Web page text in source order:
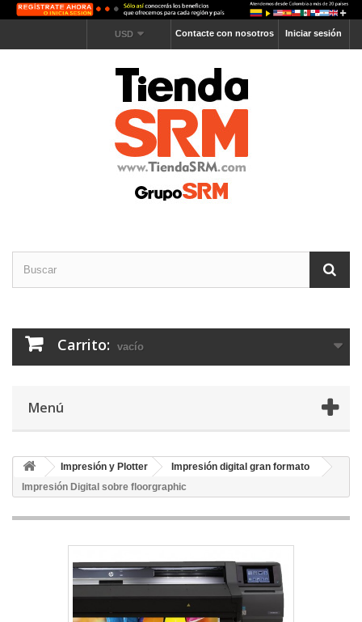
Iniciar sesión
Contacte con nosotros
USD
Carrito: vacío
Menú
Impresión y Plotter
Impresión digital gran formato
Impresión Digital sobre floorgraphic